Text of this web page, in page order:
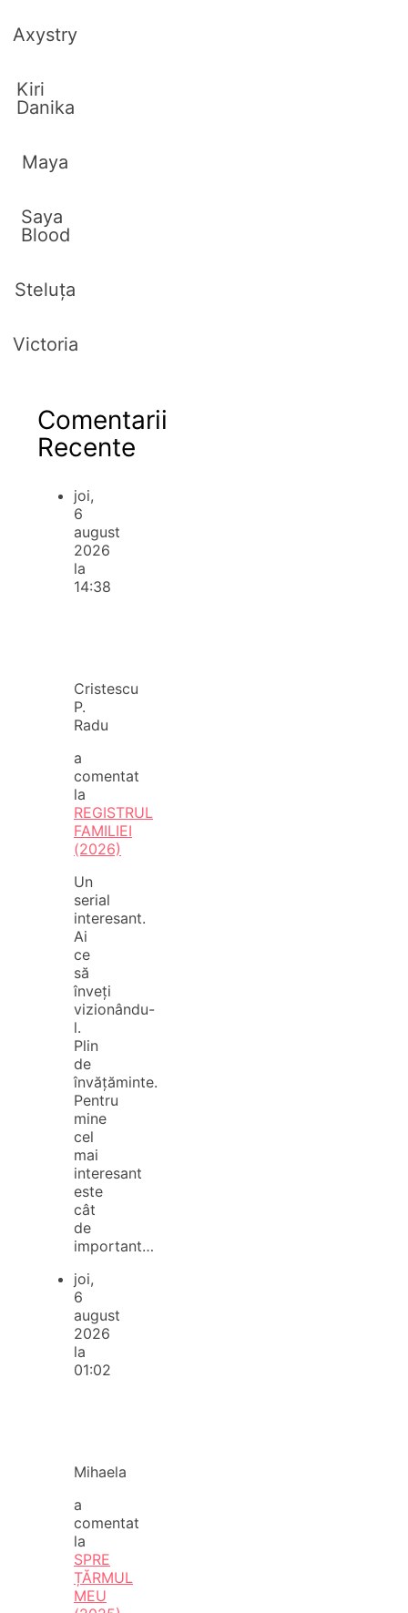
Axystry
Kiri
Danika
Maya
Saya
Blood
Steluța
Victoria
Comentarii
Recente
joi,
6
august
2026
la
14:38
Cristescu
P.
Radu
a
comentat
la
REGISTRUL
FAMILIEI
(2026)
Un
serial
interesant.
Ai
ce
să
înveți
vizionându-
l.
Plin
de
învățăminte.
Pentru
mine
cel
mai
interesant
este
cât
de
important…
joi,
6
august
2026
la
01:02
Mihaela
a
comentat
la
SPRE
ȚĂRMUL
MEU